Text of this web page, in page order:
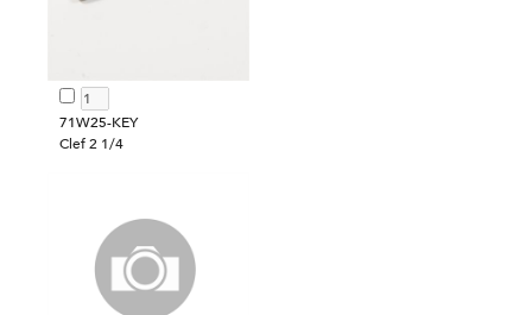
71W25-KEY
Clef 2 1/4